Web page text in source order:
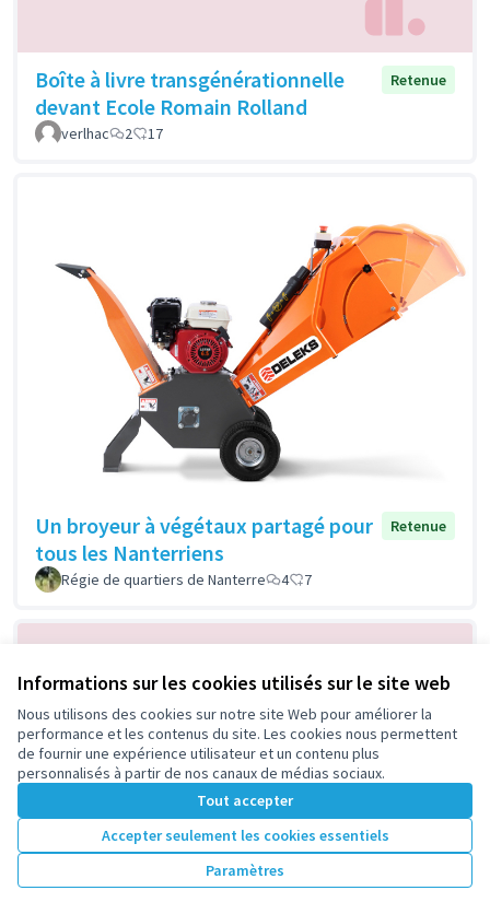
Informations sur les cookies utilisés sur le site web
Nous utilisons des cookies sur notre site Web pour améliorer la
performance et les contenus du site. Les cookies nous permettent
de fournir une expérience utilisateur et un contenu plus
personnalisés à partir de nos canaux de médias sociaux.
Tout accepter
Accepter seulement les cookies essentiels
Paramètres
Boîte à livre transgénérationnelle
devant Ecole Romain Rolland
Retenue
verlhac 2 17
Un broyeur à végétaux partagé pour
tous les Nanterriens
Retenue
Régie de quartiers de Nanterre 4 7
Sécurisation, apaisement et
embellissement de l'accès au groupe
scolaire Jules Ferry, Jacques Prevert
Retenue